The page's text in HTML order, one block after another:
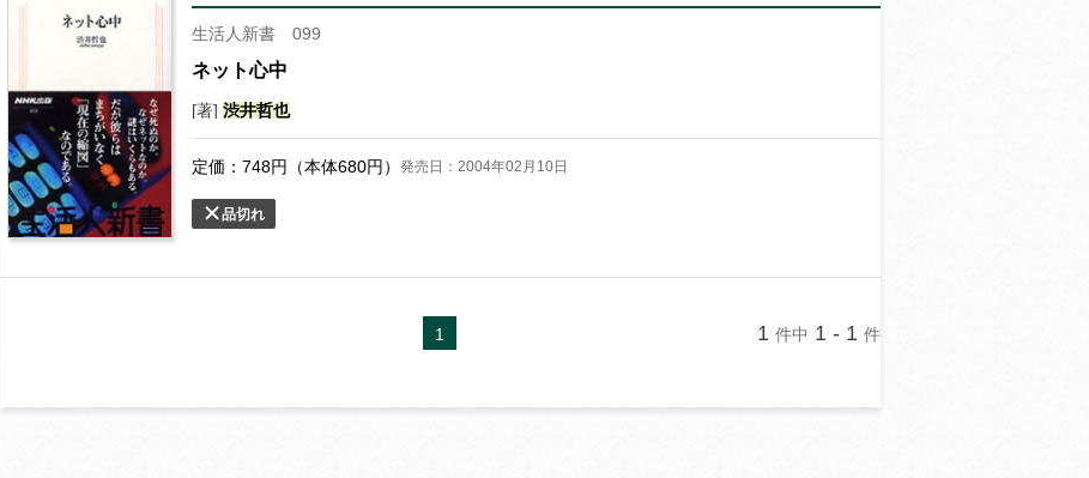
生活人新書 099
ネット心中
[著] 渋井哲也
定価： 748円（本体680円） 発売日：2004年02月10日
品切れ
1 1 件中 1 - 1 件